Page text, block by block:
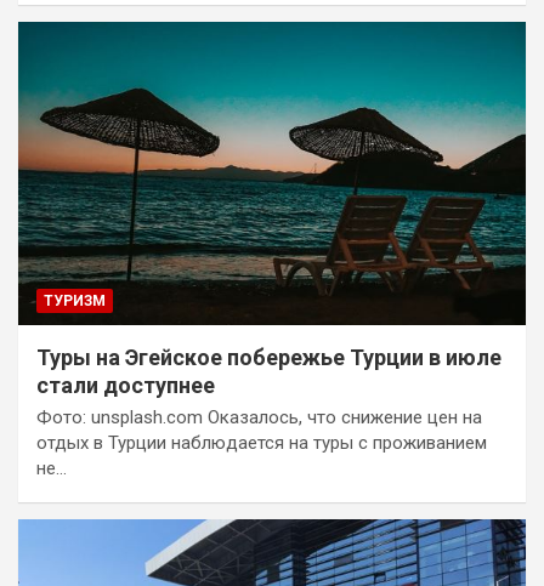
ТУРИЗМ
Туры на Эгейское побережье Турции в июле
стали доступнее
Фото: unsplash.com Оказалось, что снижение цен на
отдых в Турции наблюдается на туры с проживанием
не…